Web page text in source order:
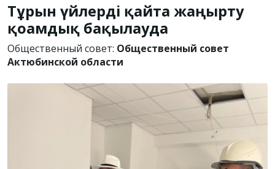
Тұрғын үйлерді қайта жаңғырту
қоғамдық бақылауда
Общественный совет: Общественный совет
Актюбинской области